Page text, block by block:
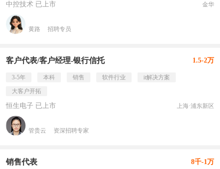
中控技术 已上市 金华
黄路 招聘专员
客户代表/客户经理-银行信托 1.5-2万
3-5年 本科 销售 软件行业
it解决方案
大客户开拓
恒生电子 已上市 上海·浦东新区
管贵云 资深招聘专家
销售代表 8千-1万